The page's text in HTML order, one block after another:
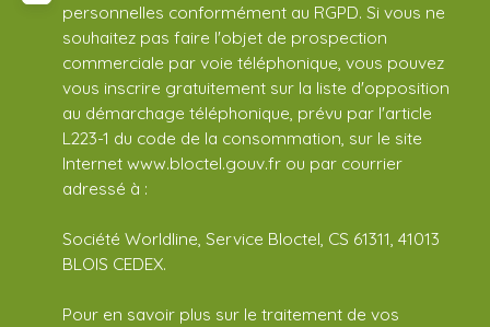
personnelles conformément au RGPD. Si vous ne
souhaitez pas faire l'objet de prospection
commerciale par voie téléphonique, vous pouvez
vous inscrire gratuitement sur la liste d'opposition
au démarchage téléphonique, prévu par l'article
L223-1 du code de la consommation, sur le site
Internet www.bloctel.gouv.fr ou par courrier
adressé à :
Société Worldline, Service Bloctel, CS 61311, 41013
BLOIS CEDEX.
Pour en savoir plus sur le traitement de vos